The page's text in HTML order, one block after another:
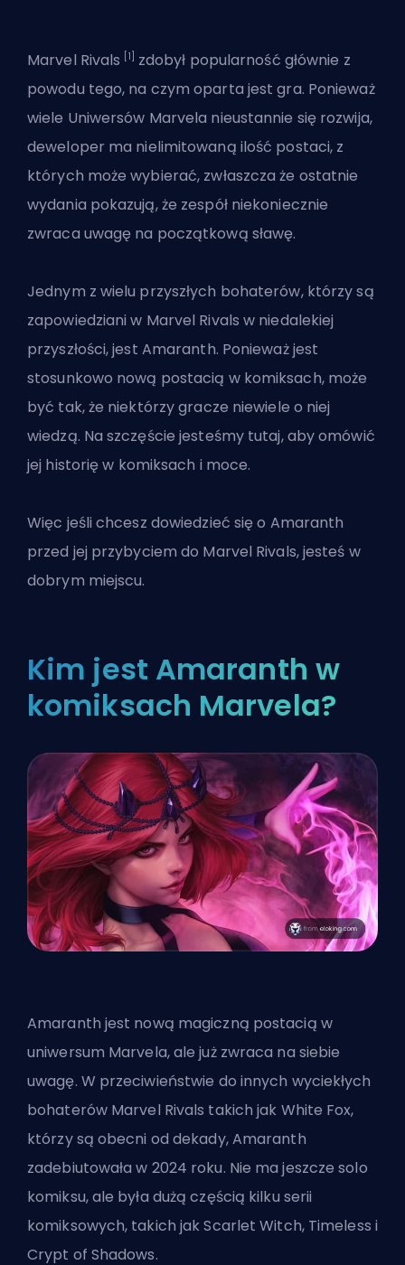
Marvel Rivals [1]
zdobył popularność głównie z
powodu tego, na czym oparta jest gra. Ponieważ
wiele Uniwersów Marvela nieustannie się rozwija,
deweloper ma nielimitowaną ilość postaci, z
których może wybierać, zwłaszcza że ostatnie
wydania pokazują, że zespół niekoniecznie
zwraca uwagę na początkową sławę.
Jednym z wielu przyszłych bohaterów, którzy są
zapowiedziani w Marvel Rivals w niedalekiej
przyszłości, jest Amaranth. Ponieważ jest
stosunkowo nową postacią w komiksach, może
być tak, że niektórzy gracze niewiele o niej
wiedzą. Na szczęście jesteśmy tutaj, aby omówić
jej historię w komiksach i moce.
Więc jeśli chcesz dowiedzieć się o Amaranth
przed jej przybyciem do Marvel Rivals, jesteś w
dobrym miejscu.
Kim jest Amaranth w
komiksach Marvela?
Amaranth jest nową magiczną postacią w
uniwersum Marvela, ale już zwraca na siebie
uwagę. W przeciwieństwie do innych wyciekłych
bohaterów Marvel Rivals takich jak White Fox,
którzy są obecni od dekady, Amaranth
zadebiutowała w 2024 roku. Nie ma jeszcze solo
komiksu, ale była dużą częścią kilku serii
komiksowych, takich jak Scarlet Witch, Timeless i
Crypt of Shadows.